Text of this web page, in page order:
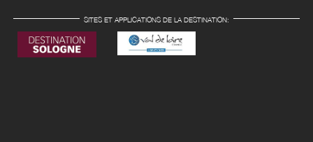
SITES ET APPLICATIONS DE LA DESTINATION: